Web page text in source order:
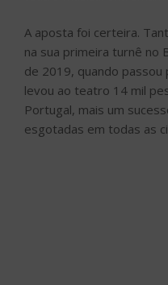
A aposta foi certeira.
na sua primeira turnê no
de 2019, quando
levou ao teatro 14 mil
Portugal, mais um
esgotadas em todas as